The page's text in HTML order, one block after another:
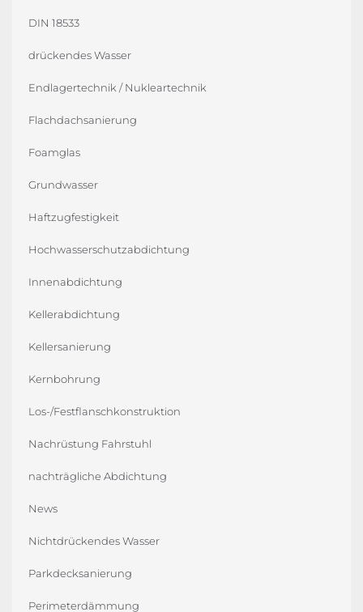
DIN 18533
drückendes Wasser
Endlagertechnik / Nukleartechnik
Flachdachsanierung
Foamglas
Grundwasser
Haftzugfestigkeit
Hochwasserschutzabdichtung
Innenabdichtung
Kellerabdichtung
Kellersanierung
Kernbohrung
Los-/Festflanschkonstruktion
Nachrüstung Fahrstuhl
nachträgliche Abdichtung
News
Nichtdrückendes Wasser
Parkdecksanierung
Perimeterdämmung